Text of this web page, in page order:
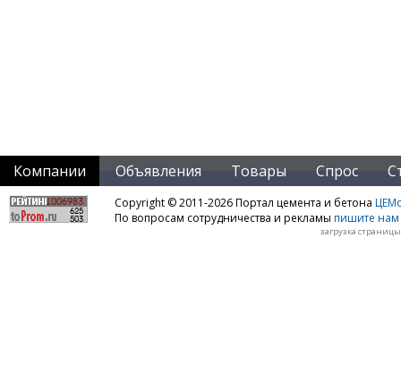
Компании Объявления Товары Спрос
Copyright © 2011-2026 Портал цемента и бетона
По вопросам сотрудничества и рекламы пишите нам
загрузка